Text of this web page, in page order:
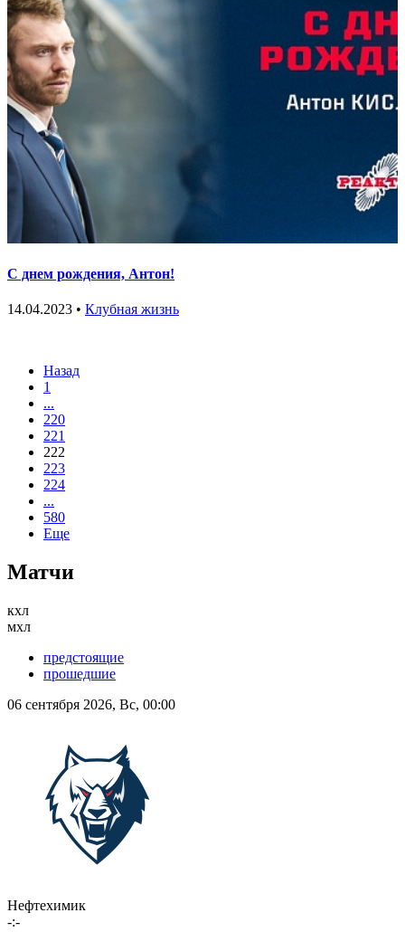
С днем рождения, Антон!
14.04.2023 • Клубная жизнь
Назад
1
...
220
221
222
223
224
...
580
Еще
Матчи
кхл
мхл
предстоящие
прошедшие
06 сентября 2026, Вс, 00:00
Нефтехимик
-:-